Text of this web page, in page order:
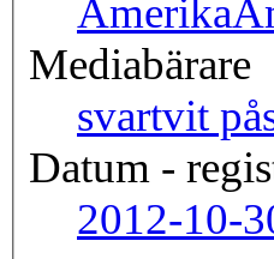
Amerika
Mediabärare
svartvit
Datum -
2012-10-